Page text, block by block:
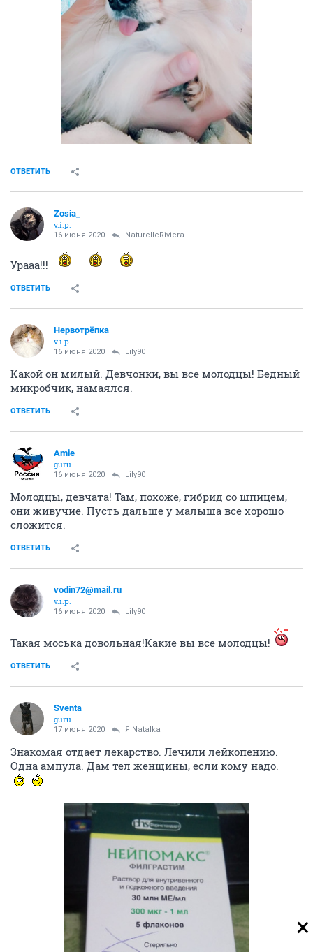
ОТВЕТИТЬ
Zosia_
v.i.p.
16 июня 2020 NaturelleRiviera
Урааа!!!
ОТВЕТИТЬ
Нервотрёпка
v.i.p.
16 июня 2020 Lily90
Какой он милый. Девчонки, вы все молодцы! Бедный
микробчик, намаялся.
ОТВЕТИТЬ
Amie
guru
16 июня 2020 Lily90
Молодцы, девчата! Там, похоже, гибрид со шпицем,
они живучие. Пусть дальше у малыша все хорошо
сложится.
ОТВЕТИТЬ
vodin72@mail.ru
v.i.p.
16 июня 2020 Lily90
Такая моська довольная!Какие вы все молодцы!
ОТВЕТИТЬ
Sventa
guru
17 июня 2020 Я Natalka
Знакомая отдает лекарство. Лечили лейкопению.
Одна ампула. Дам тел женщины, если кому надо.